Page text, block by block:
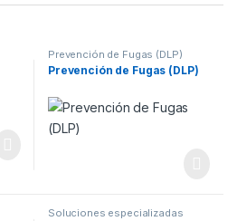
Prevención de Fugas (DLP)
Prevención de Fugas (DLP)
Soluciones especializadas